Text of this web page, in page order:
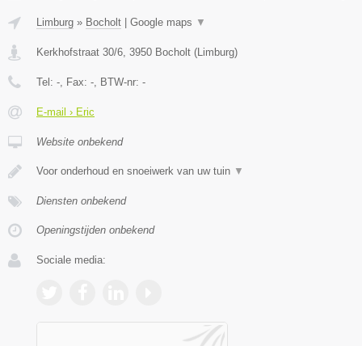
Limburg » Bocholt | Google maps ▼
Kerkhofstraat 30/6 3950 Bocholt (Limburg)
Tel: - , Fax: - , BTW-nr: -
E-mail › Eric
Website onbekend
Voor onderhoud en snoeiwerk van uw tuin ▼
Diensten onbekend
Openingstijden onbekend
Sociale media: